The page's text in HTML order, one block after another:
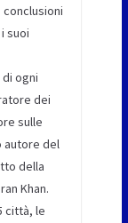
suoi
ogni
dei
sulle
autore del
della
Khan.
città, le